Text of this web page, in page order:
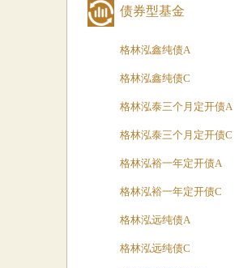
债券型基金
格林泓鑫纯债A
格林泓鑫纯债C
格林泓泰三个月定开债A
格林泓泰三个月定开债C
格林泓裕一年定开债A
格林泓裕一年定开债C
格林泓远纯债A
格林泓远纯债C